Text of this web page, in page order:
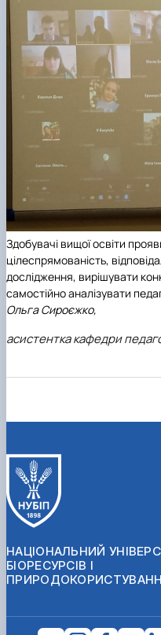
Здобувачі вищої освіти
цілеспрямованість,
дослідження, вирішувати
самостійно аналізувати
Ольга Сироєжко,
асистентка кафедри
НАЦІОНАЛЬНИЙ
БІОРЕСУРСІВ І